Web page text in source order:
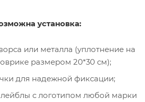
установка:
или металла (уплотнение на
размером 20*30 см);
для надежной фиксации;
с логотипом любой марки